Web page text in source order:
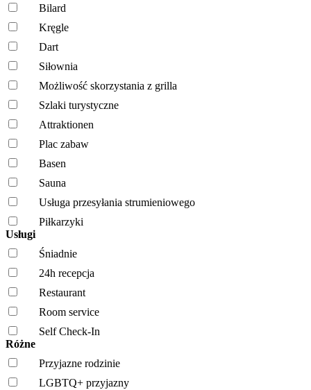
Bilard
Kręgle
Dart
Siłownia
Możliwość skorzystania z grilla
Szlaki turystyczne
Attraktionen
Plac zabaw
Basen
Sauna
Usługa przesyłania strumieniowego
Piłkarzyki
Usługi
Śniadnie
24h recepcja
Restaurant
Room service
Self Check-In
Różne
Przyjazne rodzinie
LGBTQ+ przyjazny